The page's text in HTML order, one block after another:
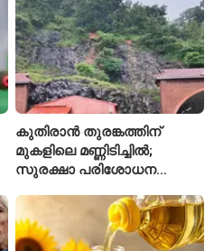
കുതിരാൻ തുരങ്കത്തിന്
മുകളിലെ മണ്ണിടിച്ചിൽ;
സുരക്ഷാ പരിശോധന